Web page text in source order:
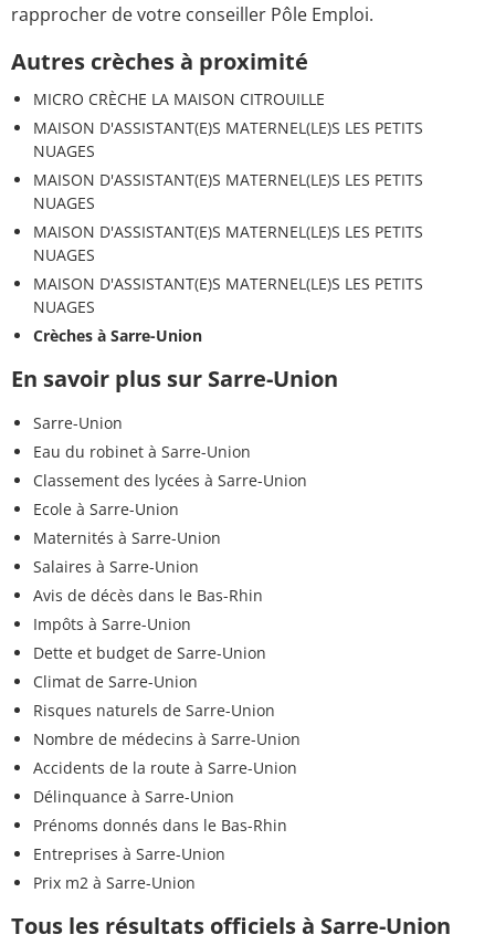
rapprocher de votre conseiller Pôle Emploi.
Autres crèches à proximité
MICRO CRÈCHE LA MAISON CITROUILLE
MAISON D'ASSISTANT(E)S MATERNEL(LE)S LES PETITS
NUAGES
MAISON D'ASSISTANT(E)S MATERNEL(LE)S LES PETITS
NUAGES
MAISON D'ASSISTANT(E)S MATERNEL(LE)S LES PETITS
NUAGES
MAISON D'ASSISTANT(E)S MATERNEL(LE)S LES PETITS
NUAGES
Crèches à Sarre-Union
En savoir plus sur Sarre-Union
Sarre-Union
Eau du robinet à Sarre-Union
Classement des lycées à Sarre-Union
Ecole à Sarre-Union
Maternités à Sarre-Union
Salaires à Sarre-Union
Avis de décès dans le Bas-Rhin
Impôts à Sarre-Union
Dette et budget de Sarre-Union
Climat de Sarre-Union
Risques naturels de Sarre-Union
Nombre de médecins à Sarre-Union
Accidents de la route à Sarre-Union
Délinquance à Sarre-Union
Prénoms donnés dans le Bas-Rhin
Entreprises à Sarre-Union
Prix m2 à Sarre-Union
Tous les résultats officiels à Sarre-Union